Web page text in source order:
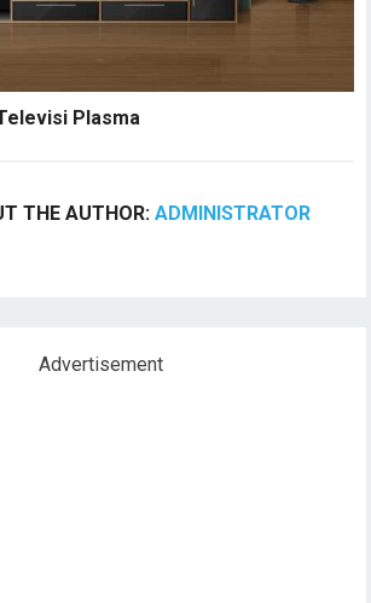
Plasma
THE AUTHOR:ADMINISTRATOR
Advertisement